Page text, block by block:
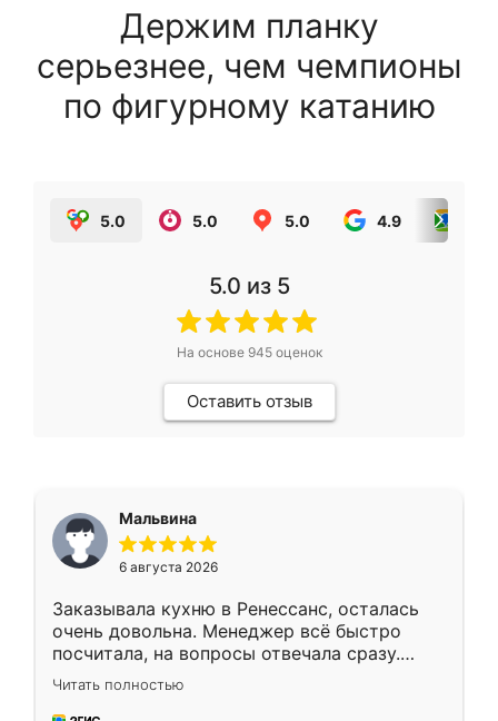
Держим планку
серьезнее, чем чемпионы
по фигурному катанию
5.0 5.0 5.0 4.9
5.0 из 5
На основе 945оценок
Оставить отзыв
Мальвина
6 августа 2026
Заказывала кухню в Ренессанс, осталась
очень довольна. Менеджер всё быстро
посчитала, на вопросы отвечала сразу.
Замерщик приехал в субботу, подошёл к
делу со всей ответственностью. Собрали
Читать полностью